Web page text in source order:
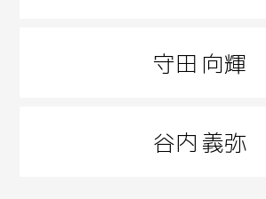
守田 向輝
谷内 義弥